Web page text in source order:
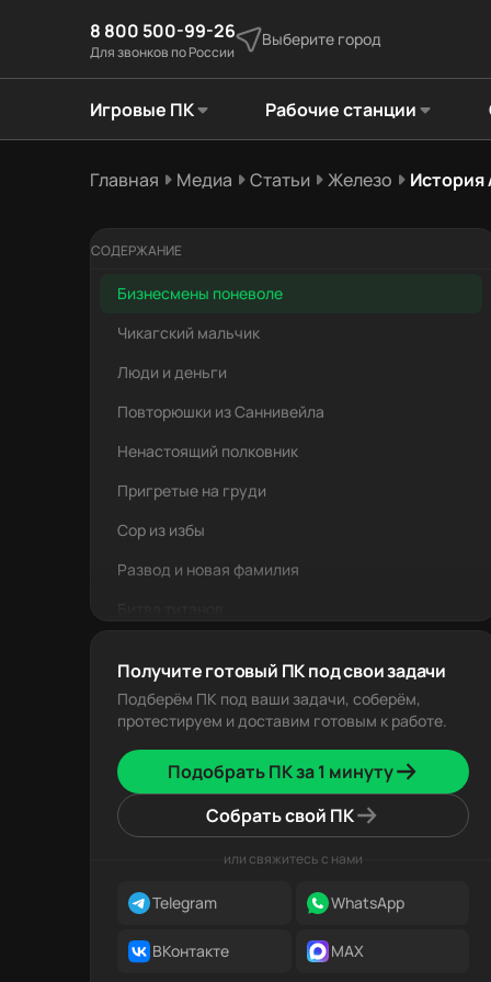
8 800 500-99-26
Для звонков по России
Выберите город
Игровые ПК Рабочие станции
Главная Медиа Статьи Железо История
СОДЕРЖАНИЕ
Бизнесмены поневоле
Чикагский мальчик
Люди и деньги
Повторюшки из Саннивейла
Ненастоящий полковник
Пригретые на груди
Сор из избы
Развод и новая фамилия
Новые догонялки
Мягкая перезагрузка
Месть «Синим»
Наши дни
Получите готовый ПК под свои задачи
Подберём ПК под ваши задачи, соберём,
протестируем и доставим готовым к работе.
Подобрать ПК за 1 минуту
Собрать свой ПК
или свяжитесь с нами
Telegram WhatsApp
ВКонтакте MAX